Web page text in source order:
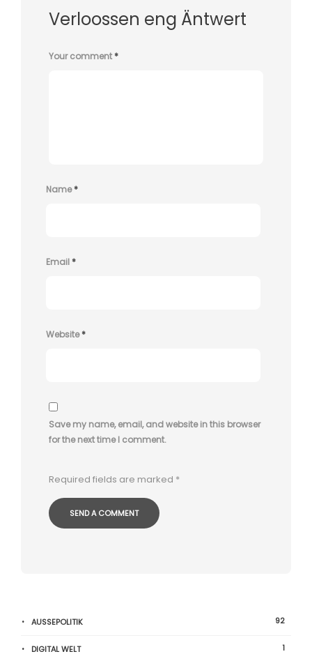
Verloossen eng Äntwert
Your comment*
Name*
Email*
Website*
Save my name, email, and website in this browser
for the next time I comment.
Required fields are marked *
AUSSEPOLITIK 92
DIGITAL WELT 1